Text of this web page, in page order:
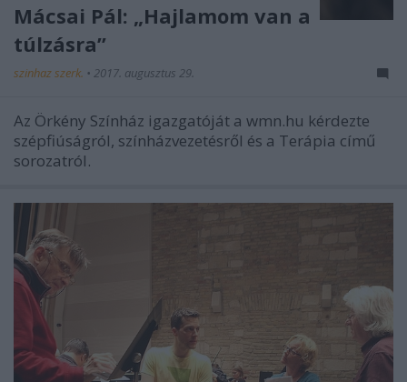
Mácsai Pál: „Hajlamom van a
túlzásra”
szinhaz szerk. • 2017. augusztus 29.
Az Örkény Színház igazgatóját a wmn.hu kérdezte
szépfiúságról, színházvezetésről és a Terápia című
sorozatról.